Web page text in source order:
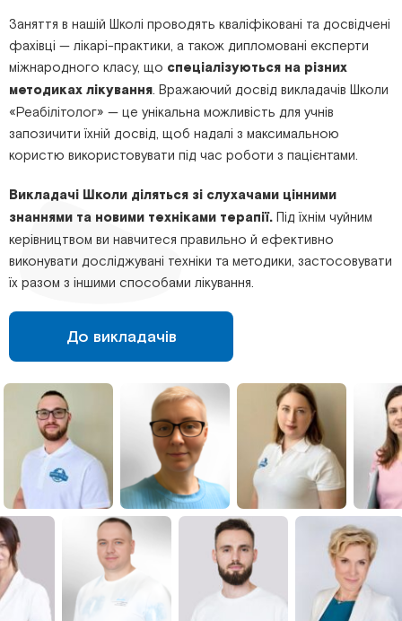
Заняття в нашій Школі проводять кваліфіковані та досвідчені
фахівці — лікарі-практики, а також дипломовані експерти
міжнародного класу, що спеціалізуються на різних
методиках лікування . Вражаючий досвід викладачів Школи
«Реабілітолог» — це унікальна можливість для учнів
запозичити їхній досвід, щоб надалі з максимальною
користю використовувати під час роботи з пацієнтами.
Викладачі Школи діляться зі слухачами цінними
знаннями та новими техніками терапії. Під їхнім чуйним
керівництвом ви навчитеся правильно й ефективно
виконувати досліджувані техніки та методики, застосовувати
їх разом з іншими способами лікування.
До викладачів